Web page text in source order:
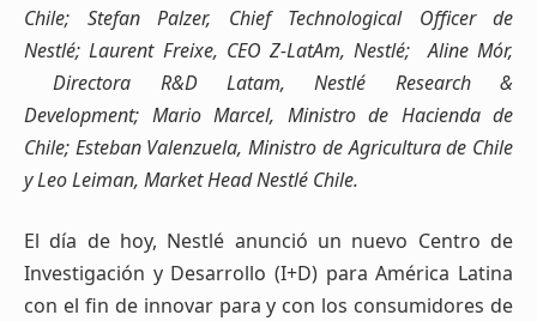
Chile; Stefan Palzer, Chief Technological Officer de
Nestlé;Laurent Freixe, CEO Z-LatAm, Nestlé; Aline Mór,
Directora R&D Latam, Nestlé Research &
Development; Mario Marcel, Ministro de Hacienda de
Chile; Esteban Valenzuela, Ministro de Agricultura de Chile
yLeo Leiman, Market Head Nestlé Chile.
El día de hoy, Nestlé anunció un nuevo Centro de
Investigación y Desarrollo (I+D) para América Latina
con el fin de innovar para y con los consumidores de